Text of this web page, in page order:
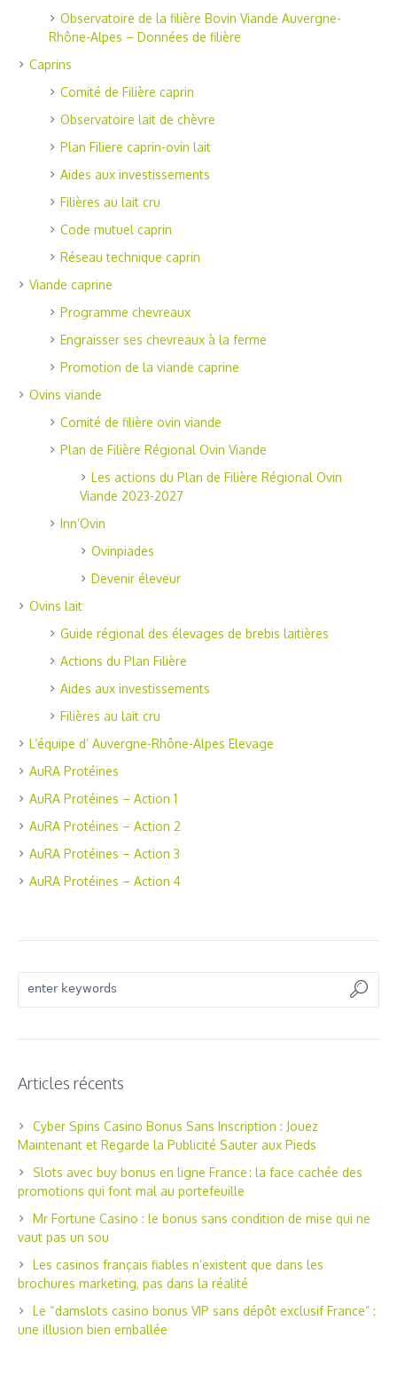
Observatoire de la filière Bovin Viande Auvergne-
Rhône-Alpes – Données de filière
Caprins
Comité de Filière caprin
Observatoire lait de chèvre
Plan Filiere caprin-ovin lait
Aides aux investissements
Filières au lait cru
Code mutuel caprin
Réseau technique caprin
Viande caprine
Programme chevreaux
Engraisser ses chevreaux à la ferme
Promotion de la viande caprine
Ovins viande
Comité de filière ovin viande
Plan de Filière Régional Ovin Viande
Les actions du Plan de Filière Régional Ovin
Viande 2023-2027
Inn’Ovin
Ovinpiades
Devenir éleveur
Ovins lait
Guide régional des élevages de brebis laitières
Actions du Plan Filière
Aides aux investissements
Filières au lait cru
L’équipe d’ Auvergne-Rhône-Alpes Elevage
AuRA Protéines
AuRA Protéines – Action 1
AuRA Protéines – Action 2
AuRA Protéines – Action 3
AuRA Protéines – Action 4
Articles récents
Cyber Spins Casino Bonus Sans Inscription : Jouez
Maintenant et Regarde la Publicité Sauter aux Pieds
Slots avec buy bonus en ligne France : la face cachée des
promotions qui font mal au portefeuille
Mr Fortune Casino : le bonus sans condition de mise qui ne
vaut pas un sou
Les casinos français fiables n’existent que dans les
brochures marketing, pas dans la réalité
Le “damslots casino bonus VIP sans dépôt exclusif France” :
une illusion bien emballée